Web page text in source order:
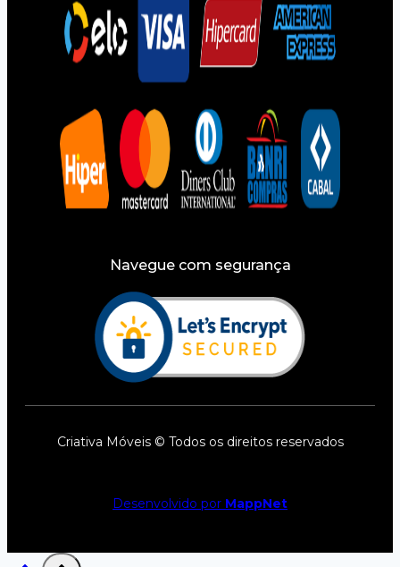
Navegue com segurança
Criativa Móveis © Todos os direitos reservados
Desenvolvido por MappNet